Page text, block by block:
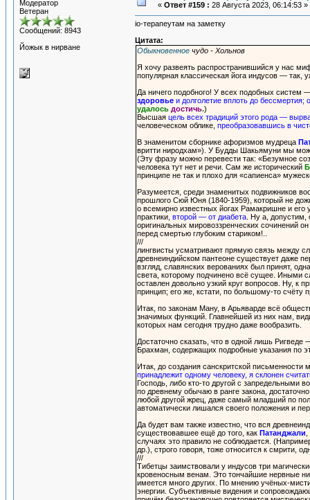
Модератор
Ветеран
Сообщений: 8943
Йожык в нирване
« Ответ #159 : 28 Августа 2023, 06:14:53 »
iо-терапеутам на заметку
Цитата:
Обыкновенное чудо - Хольнов
Я хочу развеять распространившийся у нас
популярная классическая йога индусов — так,
Да ничего подобного! У всех подобных
здоровье и долголетие вплоть до бессмертия;
удалось достичь.)
Высшая цель всех традиций этого рода —
человеческом облике, преобразовавшись в
В знаменитом сборнике афоризмов мудреца
вритти ниродхам»). У Будды Шакьямуни мы
(Эту фразу можно перевести так: «Безумное
человека тут нет и речи. Сам же исторический
принципе не так и плохо для «сапиенса»
Разумеется, среди знаменитых подвижников
прошлого Сюй Юня (1840-1959), который не
о всемирно известных йогах Рамакришне и его
практики, второй — от диабета . Ну а,
оригинальных мировоззренческих сочинений
перед смертью глубоким стариком!..
///
лингвисты усматривают прямую связь между
древнеиндийском пантеоне существует даже
взгляд, славянских верованиях был принят,
света, которому подчинено всё сущее. Иными
оставлен довольно узкий круг вопросов. Ну, к
принцип; его же, кстати, по большому-то счёту
Итак, по законам Ману, в Арьяварде всё
значимых функций. Главнейшей из них нам,
которых нам сегодня трудно даже вообразить.
Достаточно сказать, что в одной лишь
Брахман, содержащих подробные указания по
Итак, до создания санскритской письменности
принадлежит одному человеку, я склонен
Господь, либо кто-то другой с запредельными
по древнему обычаю в ранге закона,
любой другой жрец, даже самый младший по
автоматически лишался своего положения и
Да будет вам также известно, что вся
существовавшее ещё до того, как Патанджали
случаях это правило не соблюдается.
др.), строго говоря, тоже относится к смрити,
///
Тибетцы заимствовали у индусов три
кровеносным венам. Это тончайшие нервные
имеется много других. По мнению учёных-
энергии. Субъективные видения и